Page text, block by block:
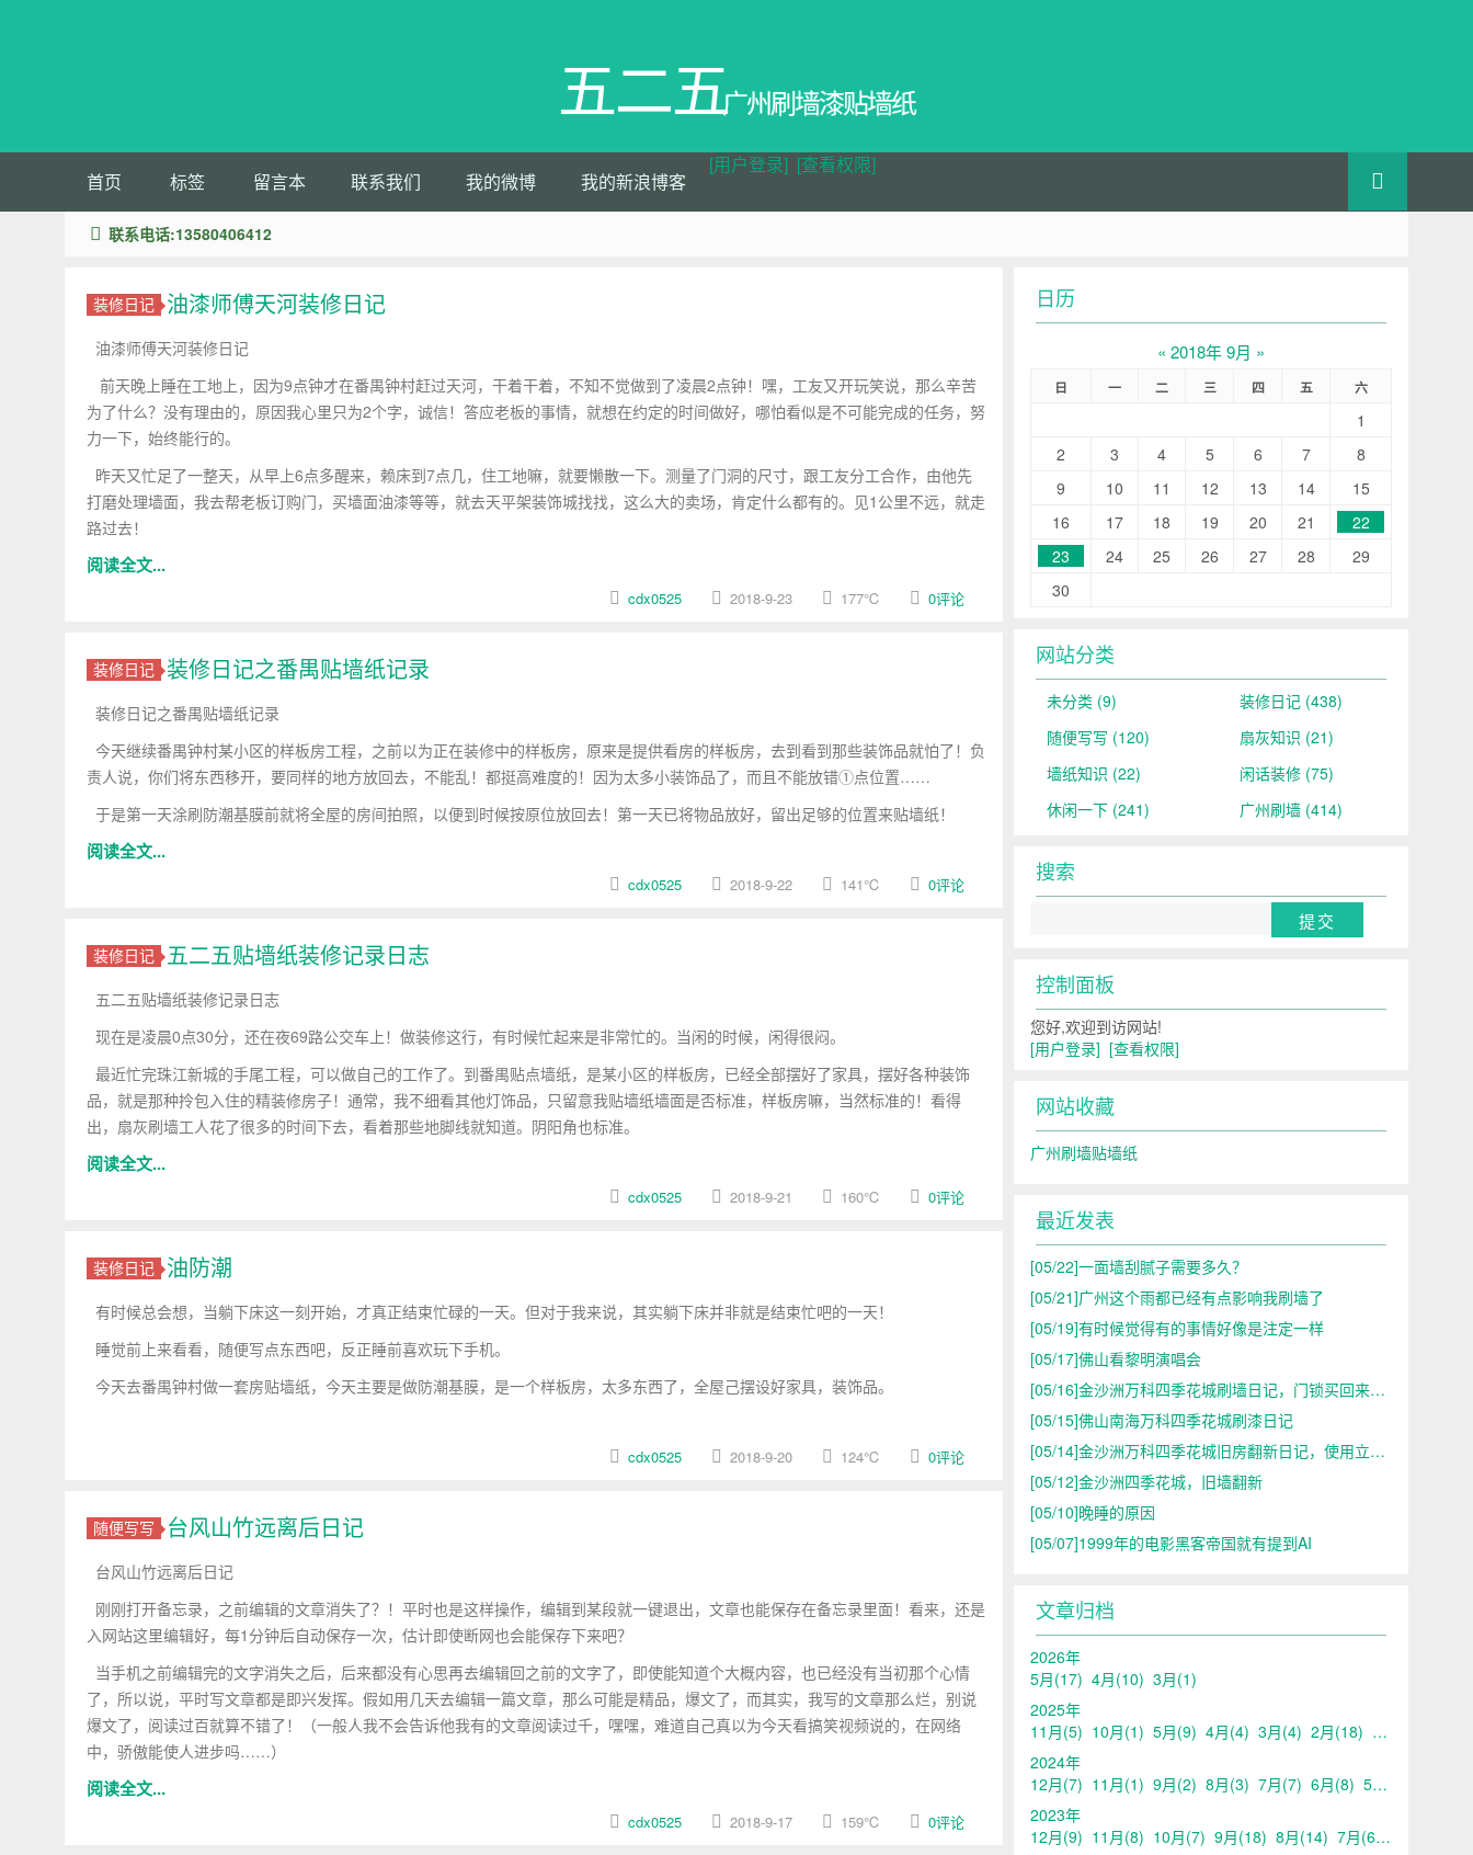
五二五广州刷墙漆贴墙纸
首页 标签 留言本 联系我们 我的微博 我的新浪博客
[用户登录] [查看权限]
联系电话:13580406412
装修日记 油漆师傅天河装修日记
油漆师傅天河装修日记
前天晚上睡在工地上，因为9点钟才在番禺钟村赶过天河，干着干着，不知不觉做到了凌晨2点钟！嘿，工友又开玩笑说，那么辛苦
为了什么？没有理由的，原因我心里只为2个字，诚信！答应老板的事情，就想在约定的时间做好，哪怕看似是不可能完成的任务，努
力一下，始终能行的。
昨天又忙足了一整天，从早上6点多醒来，赖床到7点几，住工地嘛，就要懒散一下。测量了门洞的尺寸，跟工友分工合作，由他先
打磨处理墙面，我去帮老板订购门，买墙面油漆等等，就去天平架装饰城找找，这么大的卖场，肯定什么都有的。见1公里不远，就走
路过去！
阅读全文...
cdx0525 2018-9-23 177℃ 0评论
装修日记 装修日记之番禺贴墙纸记录
装修日记之番禺贴墙纸记录
今天继续番禺钟村某小区的样板房工程，之前以为正在装修中的样板房，原来是提供看房的样板房，去到看到那些装饰品就怕了！负
责人说，你们将东西移开，要同样的地方放回去，不能乱！都挺高难度的！因为太多小装饰品了，而且不能放错①点位置……
于是第一天涂刷防潮基膜前就将全屋的房间拍照，以便到时候按原位放回去！第一天已将物品放好，留出足够的位置来贴墙纸！
阅读全文...
cdx0525 2018-9-22 141℃ 0评论
装修日记 五二五贴墙纸装修记录日志
五二五贴墙纸装修记录日志
现在是凌晨0点30分，还在夜69路公交车上！做装修这行，有时候忙起来是非常忙的。当闲的时候，闲得很闷。
最近忙完珠江新城的手尾工程，可以做自己的工作了。到番禺贴点墙纸，是某小区的样板房，已经全部摆好了家具，摆好各种装饰
品，就是那种拎包入住的精装修房子！通常，我不细看其他灯饰品，只留意我贴墙纸墙面是否标准，样板房嘛，当然标准的！看得
出，扇灰刷墙工人花了很多的时间下去，看着那些地脚线就知道。阴阳角也标准。
阅读全文...
cdx0525 2018-9-21 160℃ 0评论
装修日记 油防潮
有时候总会想，当躺下床这一刻开始，才真正结束忙碌的一天。但对于我来说，其实躺下床并非就是结束忙吧的一天！
睡觉前上来看看，随便写点东西吧，反正睡前喜欢玩下手机。
今天去番禺钟村做一套房贴墙纸，今天主要是做防潮基膜，是一个样板房，太多东西了，全屋己摆设好家具，装饰品。
cdx0525 2018-9-20 124℃ 0评论
随便写写 台风山竹远离后日记
台风山竹远离后日记
刚刚打开备忘录，之前编辑的文章消失了？！平时也是这样操作，编辑到某段就一键退出，文章也能保存在备忘录里面！看来，还是
入网站这里编辑好，每1分钟后自动保存一次，估计即使断网也会能保存下来吧？
当手机之前编辑完的文字消失之后，后来都没有心思再去编辑回之前的文字了，即使能知道个大概内容，也已经没有当初那个心情
了，所以说，平时写文章都是即兴发挥。假如用几天去编辑一篇文章，那么可能是精品，爆文了，而其实，我写的文章那么烂，别说
爆文了，阅读过百就算不错了！（一般人我不会告诉他我有的文章阅读过千，嘿嘿，难道自己真以为今天看搞笑视频说的，在网络
中，骄傲能使人进步吗……）
阅读全文...
cdx0525 2018-9-17 159℃ 0评论
日历
« 2018年 9月 »
日 一 二 三 四 五 六
1
2
3 4 5 6 7
8
9
10 11 12 13 14
15
16
17 18 19 20 21
22
23
24 25 26 27 28
29
30
网站分类
未分类 (9) 装修日记 (438)
随便写写 (120) 扇灰知识 (21)
墙纸知识 (22) 闲话装修 (75)
休闲一下 (241) 广州刷墙 (414)
搜索
控制面板
您好,欢迎到访网站!
[用户登录] [查看权限]
网站收藏
广州刷墙贴墙纸
最近发表
[05/22]一面墙刮腻子需要多久？
[05/21]广州这个雨都已经有点影响我刷墙了
[05/19]有时候觉得有的事情好像是注定一样
[05/17]佛山看黎明演唱会
[05/16]金沙洲万科四季花城刷墙日记，门锁买回来了，不合适
[05/15]佛山南海万科四季花城刷漆日记
[05/14]金沙洲万科四季花城旧房翻新日记，使用立邦漆
[05/12]金沙洲四季花城，旧墙翻新
[05/10]晚睡的原因
[05/07]1999年的电影黑客帝国就有提到AI
文章归档
2026年
5月(17) 4月(10) 3月(1)
2025年
11月(5) 10月(1) 5月(9) 4月(4) 3月(4) 2月(18) 1月
2024年
12月(7) 11月(1) 9月(2) 8月(3) 7月(7) 6月(8) 5月
2023年
12月(9) 11月(8) 10月(7) 9月(18) 8月(14) 7月(6)